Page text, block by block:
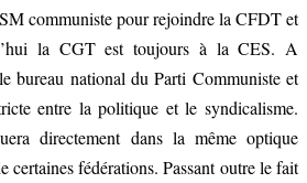
communiste pour rejoindre la CFDT et
la CGT est toujours à la CES. A
bureau national du Parti Communiste et
entre la politique et le syndicalisme.
directement dans la même optique
certaines fédérations. Passant outre le fait